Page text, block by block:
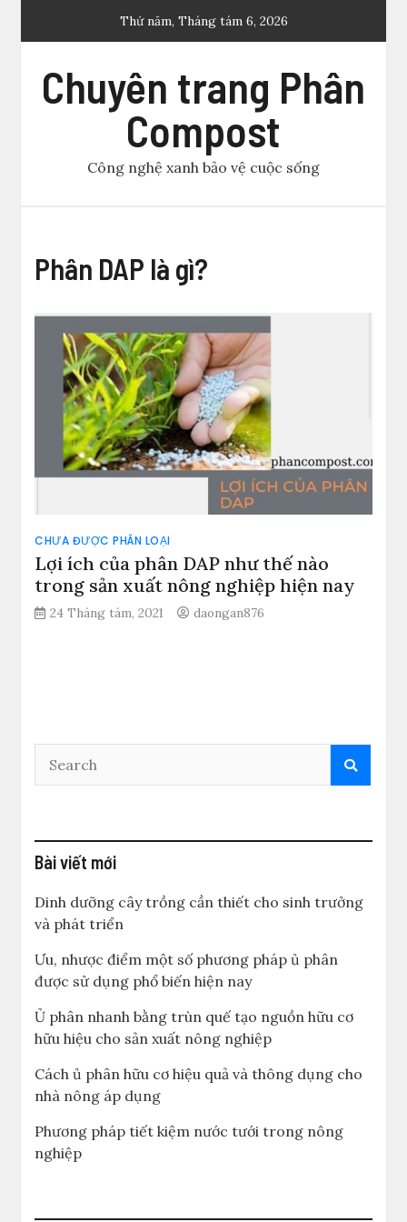
Thứ năm, Tháng tám 6, 2026
Chuyên trang Phân
Compost
Công nghệ xanh bảo vệ cuộc sống
Phân DAP là gì?
CHƯA ĐƯỢC PHÂN LOẠI
Lợi ích của phân DAP như thế nào
trong sản xuất nông nghiệp hiện nay
24 Tháng tám, 2021 daongan876
Bài viết mới
Dinh dưỡng cây trồng cần thiết cho sinh trưởng
và phát triển
Ưu, nhược điểm một số phương pháp ủ phân
được sử dụng phổ biến hiện nay
Ủ phân nhanh bằng trùn quế tạo nguồn hữu cơ
hữu hiệu cho sản xuất nông nghiệp
Cách ủ phân hữu cơ hiệu quả và thông dụng cho
nhà nông áp dụng
Phương pháp tiết kiệm nước tưới trong nông
nghiệp